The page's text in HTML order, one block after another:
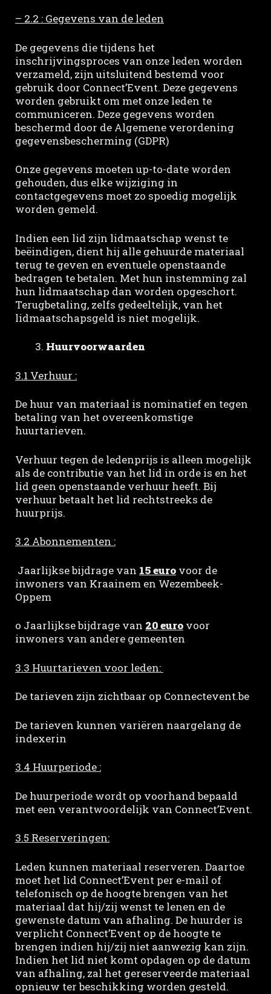
– 2.2 : Gegevens van de leden
De gegevens die tijdens het
inschrijvingsproces van onze leden worden
verzameld, zijn uitsluitend bestemd voor
gebruik door Connect’Event. Deze gegevens
worden gebruikt om met onze leden te
communiceren. Deze gegevens worden
beschermd door de Algemene verordening
gegevensbescherming (GDPR)
Onze gegevens moeten up-to-date worden
gehouden, dus elke wijziging in
contactgegevens moet zo spoedig mogelijk
worden gemeld.
Indien een lid zijn lidmaatschap wenst te
beëindigen, dient hij alle gehuurde materiaal
terug te geven en eventuele openstaande
bedragen te betalen. Met hun instemming zal
hun lidmaatschap dan worden opgeschort.
Terugbetaling, zelfs gedeeltelijk, van het
lidmaatschapsgeld is niet mogelijk.
Huurvoorwaarden
3.1 Verhuur :
De huur van materiaal is nominatief en tegen
betaling van het overeenkomstige
huurtarieven.
Verhuur tegen de ledenprijs is alleen mogelijk
als de contributie van het lid in orde is en het
lid geen openstaande verhuur heeft. Bij
verhuur betaalt het lid rechtstreeks de
huurprijs.
3.2 Abonnementen :
Jaarlijkse bijdrage van 15 euro voor de
inwoners van Kraainem en Wezembeek-
Oppem
o Jaarlijkse bijdrage van 20 euro voor
inwoners van andere gemeenten
3.3 Huurtarieven voor leden:
De tarieven zijn zichtbaar op Connectevent.be
De tarieven kunnen variëren naargelang de
indexerin
3.4 Huurperiode :
De huurperiode wordt op voorhand bepaald
met een verantwoordelijk van Connect’Event.
3.5 Reserveringen:
Leden kunnen materiaal reserveren. Daartoe
moet het lid Connect’Event per e-mail of
telefonisch op de hoogte brengen van het
materiaal dat hij/zij wenst te lenen en de
gewenste datum van afhaling. De huurder is
verplicht Connect’Event op de hoogte te
brengen indien hij/zij niet aanwezig kan zijn.
Indien het lid niet komt opdagen op de datum
van afhaling, zal het gereserveerde materiaal
opnieuw ter beschikking worden gesteld.